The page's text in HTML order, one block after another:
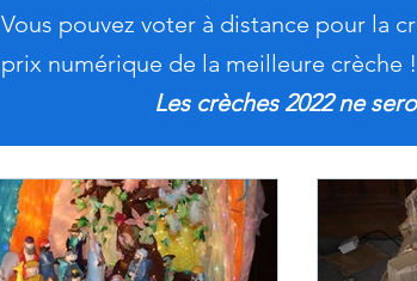
Vous pouvez voter à distance pour la
prix numérique de la meilleure crèche !
Les crèches 2022 ne